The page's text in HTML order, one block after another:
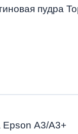
пудра
Epson A3/А3+